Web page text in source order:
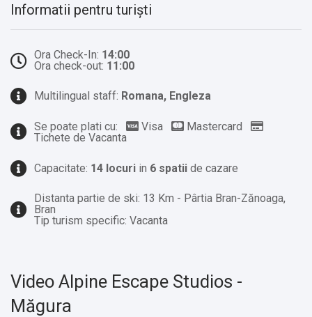
Informatii pentru turiști
Ora Check-In: 14:00
Ora check-out: 11:00
Multilingual staff: Romana, Engleza
Se poate plati cu: Visa
Mastercard
Tichete de Vacanta
Capacitate: 14 locuri in 6 spatii de cazare
Distanta partie de ski: 13 Km - Pârtia Bran-Zănoaga,
Bran
Tip turism specific: Vacanta
Video Alpine Escape Studios -
Măgura